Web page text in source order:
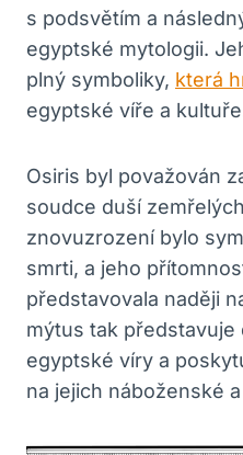
s podsvětím a
egyptské mytologii.
plný symboliky, která
egyptské víře a
Osiris byl považován
soudce duší
znovuzrození bylo
smrti, a jeho
představovala naději
mýtus tak představuje
egyptské víry a
na jejich náboženské